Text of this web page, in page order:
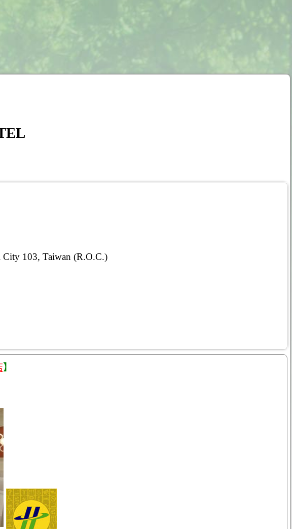
103, Taiwan (R.O.C.)
】